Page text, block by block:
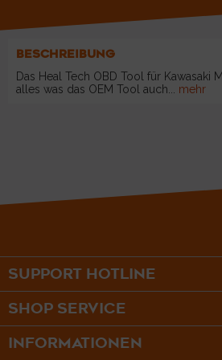
BESCHREIBUNG
Das Heal Tech OBD Tool für Kawasaki
alles was das OEM Tool auch...
mehr
SUPPORT HOTLINE
SHOP SERVICE
INFORMATIONEN